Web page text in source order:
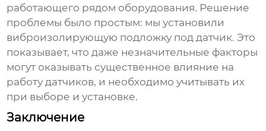
работающего рядом оборудования. Решение
проблемы было простым: мы установили
виброизолирующую подложку поддатчик. Это
показывает, что даже незначительные факторы
могут оказывать существенное влияние на
работудатчиков, и необходимо учитывать их
при выборе и установке.
Заключение